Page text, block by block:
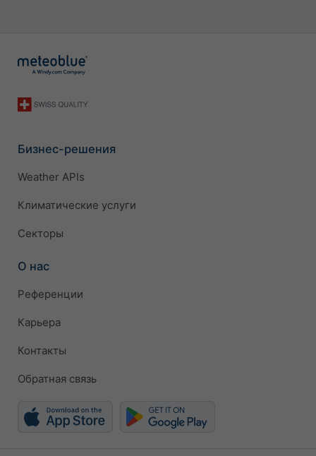
Бизнес-решения
Weather APIs
Климатические услуги
Секторы
О нас
Референции
Карьера
Контакты
Обратная связь